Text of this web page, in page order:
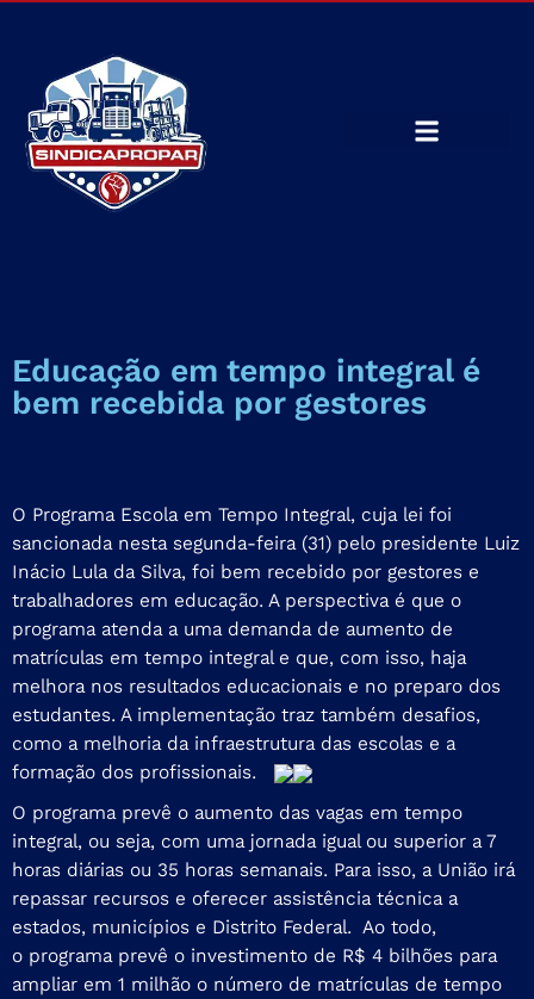
Educação em tempo integral é
bem recebida por gestores
O Programa Escola em Tempo Integral, cuja lei foi
sancionada nesta segunda-feira(31) pelo presidente Luiz
Inácio Lula da Silva, foi bem recebido por gestores e
trabalhadores em educação. A perspectiva é que o
programa atenda a uma demanda de aumento de
matrículas em tempo integral e que, com isso, haja
melhora nos resultados educacionais e no preparo dos
estudantes. A implementação traz também desafios,
como a melhoria da infraestrutura das escolas e a
formação dos profissionais.
O programa prevê o aumento das vagas em tempo
integral, ou seja, com uma jornada igual ou superior a 7
horas diárias ou 35 horas semanais. Para isso, a União irá
repassar recursos e oferecer assistência técnica a
estados, municípios e Distrito Federal. Ao todo,
o programa prevê o investimento de R$ 4 bilhões para
ampliar em 1 milhão o número de matrículas de tempo